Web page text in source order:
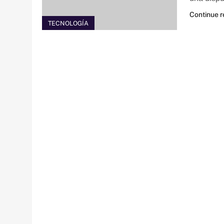
TECNOLOGÍA
Continue